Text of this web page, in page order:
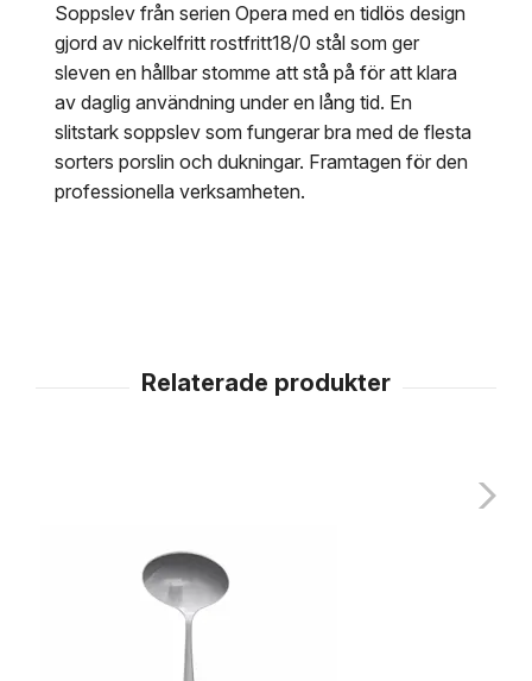
Soppslev från serien Opera med en tidlös design
gjord av nickelfritt rostfritt18/0 stål som ger
sleven en hållbar stomme att stå på för att klara
av daglig användning under en lång tid. En
slitstark soppslev som fungerar bra med de flesta
sorters porslin och dukningar. Framtagen för den
professionella verksamheten.